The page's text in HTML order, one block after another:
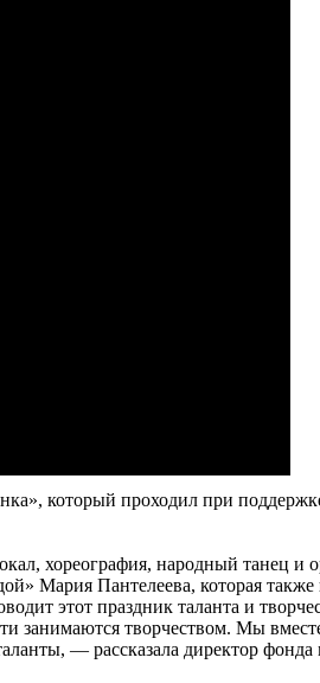
который проходил при
хореография, народный танец и
Мария Пантелеева, которая
этот праздник таланта и
занимаются творчеством. Мы
— рассказала директор